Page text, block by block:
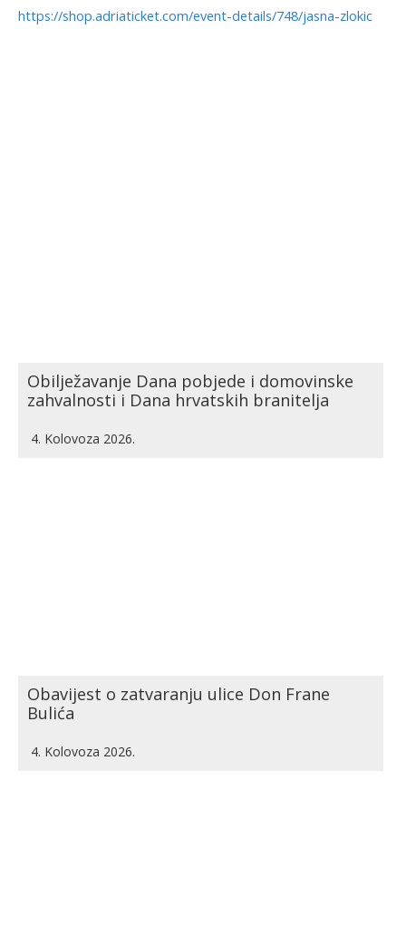
https://shop.adriaticket.com/event-details/748/jasna-zlokic
Obilježavanje Dana pobjede i domovinske
zahvalnosti i Dana hrvatskih branitelja
4. Kolovoza 2026.
Obavijest o zatvaranju ulice Don Frane
Bulića
4. Kolovoza 2026.